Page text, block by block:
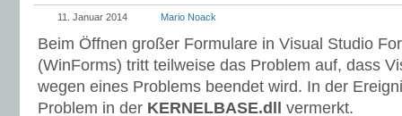
11. Januar 2014 Mario Noack
Beim Öffnen großer Formulare in Visual Studio
(WinForms) tritt teilweise das Problem auf, dass
wegen eines Problems beendet wird. In der
Problem in der KERNELBASE.dll
vermerkt.